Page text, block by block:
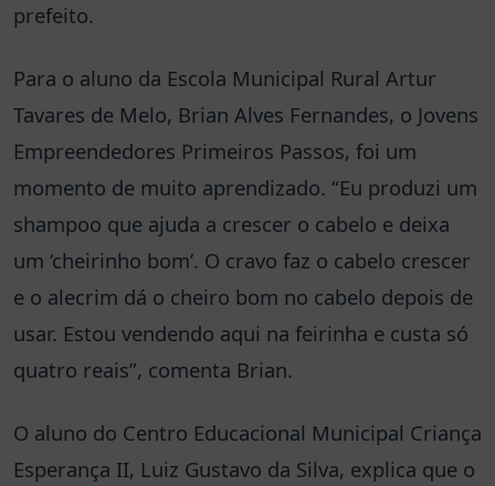
prefeito.
Para o aluno da Escola Municipal Rural Artur
Tavares de Melo, Brian Alves Fernandes, o Jovens
Empreendedores Primeiros Passos, foi um
momento de muito aprendizado. “Eu produzi um
shampoo que ajuda a crescer o cabelo e deixa
um ‘cheirinho bom’. O cravo faz o cabelo crescer
e o alecrim dá o cheiro bom no cabelo depois de
usar. Estou vendendo aqui na feirinha e custa só
quatro reais”, comenta Brian.
O aluno do Centro Educacional Municipal Criança
Esperança II, Luiz Gustavo da Silva, explica que o